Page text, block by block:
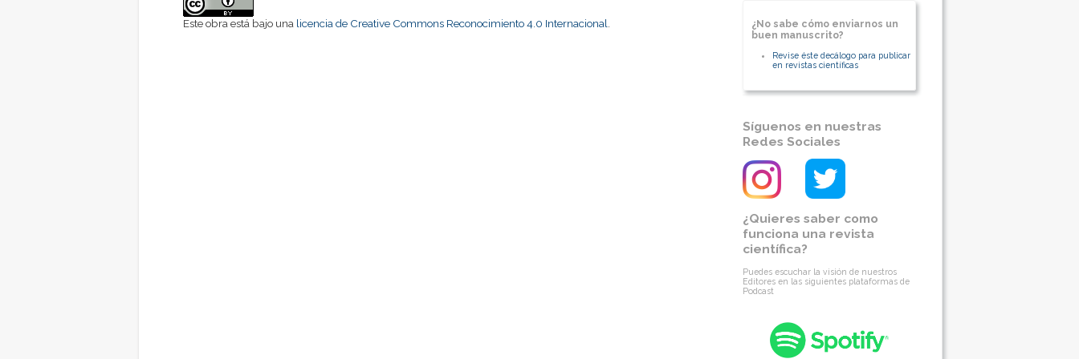
¿No sabe cómo enviarnos un
buen manuscrito?
Revise éste decálogo para publicar
en revistas científicas
Síguenos en nuestras
Redes Sociales
¿Quieres saber como
funciona una revista
científica?
Puedes escuchar la visión de nuestros
Editores en las siguientes plataformas de
Podcast
Este obra está bajo una licencia de Creative Commons Reconocimiento 4.0 Internacional